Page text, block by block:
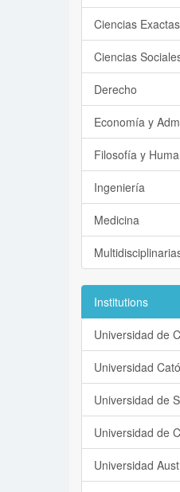
Ciencias
Ciencias
Derecho
Economía y
Filosofía y
Ingeniería
Medicina
Institutions
Universidad de
Universidad
Universidad de
Universidad de
Universidad